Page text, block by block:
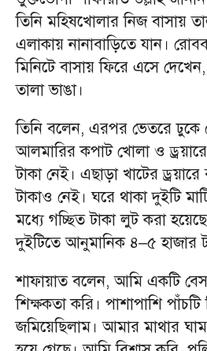
তিনি মহিষখোলার নিজ বাসায়
এলাকায় নানাবাড়িতে যান।
মিনিটে বাসায় ফিরে এসে
তালা ভাঙা।
তিনি বলেন, এরপর ভেতরে ঢুকে
আলমারির কপাট খোলা ও
টাকা নেই। এছাড়া খাটের
টাকাও নেই। ঘরে থাকা দুইটি
মধ্যে গচ্ছিত টাকা লুট করা
দুইটিতে আনুমানিক ৪–৫ হাজার
শাফায়াত বলেন, আমি একটি
শিক্ষকতা করি। পাশাপাশি
জমিয়েছিলাম। আমার মাথার